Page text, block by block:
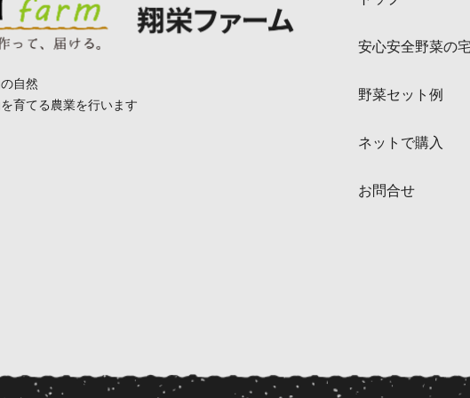
自然
育てる農業を行います
安心安全野菜の
野菜セット例
ネットで購入
お問合せ